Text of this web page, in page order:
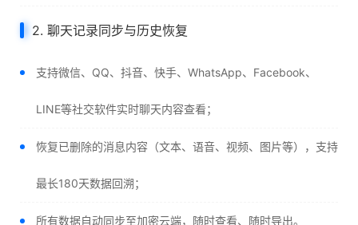
2. 聊天记录同步与历史恢复
支持微信、QQ、抖音、快手、WhatsApp、Facebook、
LINE等社交软件实时聊天内容查看；
恢复已删除的消息内容（文本、语音、视频、图片等），支持
最长180天数据回溯；
所有数据自动同步至加密云端，随时查看、随时导出。